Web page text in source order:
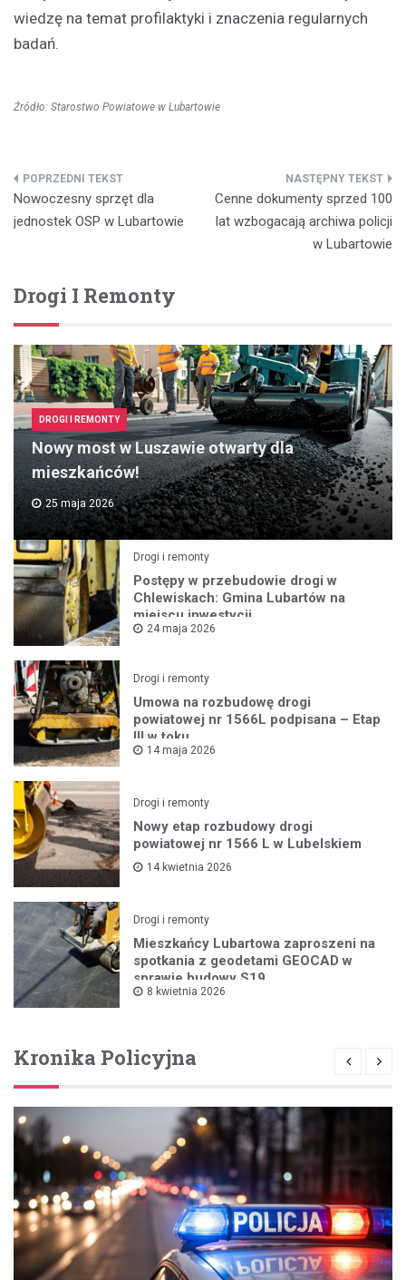
wiedzę na temat profilaktyki i znaczenia regularnych
badań.
Źródło: Starostwo Powiatowe w Lubartowie
Nawigacja
wpisu
Nowoczesny sprzęt dla
jednostek OSP w Lubartowie
Cenne dokumenty sprzed 100
lat wzbogacają archiwa policji
w Lubartowie
Drogi I Remonty
DROGI I REMONTY
Nowy most w Luszawie otwarty dla
mieszkańców!
25 maja 2026
Drogi i remonty
Postępy w przebudowie drogi w
Chlewiskach: Gmina Lubartów na
miejscu inwestycji
24 maja 2026
Drogi i remonty
Umowa na rozbudowę drogi
powiatowej nr 1566L podpisana – Etap
III w toku
14 maja 2026
Drogi i remonty
Nowy etap rozbudowy drogi
powiatowej nr 1566 L w Lubelskiem
14 kwietnia 2026
Drogi i remonty
Mieszkańcy Lubartowa zaproszeni na
spotkania z geodetami GEOCAD w
sprawie budowy S19
8 kwietnia 2026
Kronika Policyjna